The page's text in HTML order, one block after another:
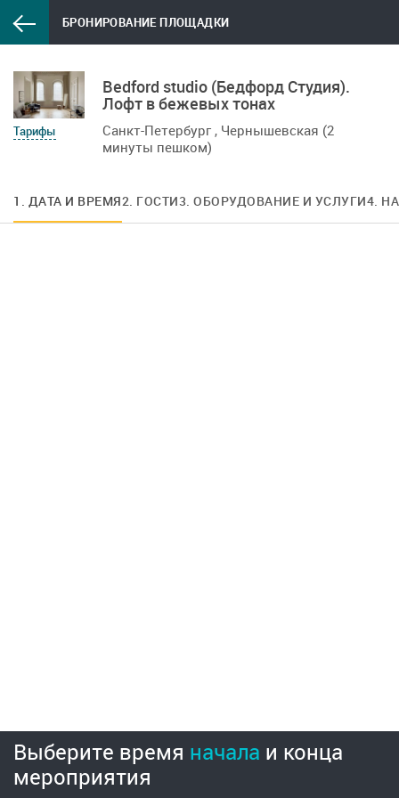
БРОНИРОВАНИЕ ПЛОЩАДКИ
Выберите время начала и конца
мероприятия
Тарифы
Bedford studio (Бедфорд Студия).
Лофт в бежевых тонах
Санкт-Петербург , Чернышевская (2
минуты пешком)
1. ДАТА И ВРЕМЯ2. ГОСТИ3. ОБОРУДОВАНИЕ И УСЛУГИ4.